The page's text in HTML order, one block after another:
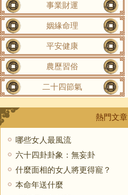
事業財運
姻緣命理
平安健康
農歷習俗
二十四節氣
熱門文章
哪些女人最風流
六十四卦卦象：無妄卦
什麼面相的女人將更得寵？
本命年送什麼